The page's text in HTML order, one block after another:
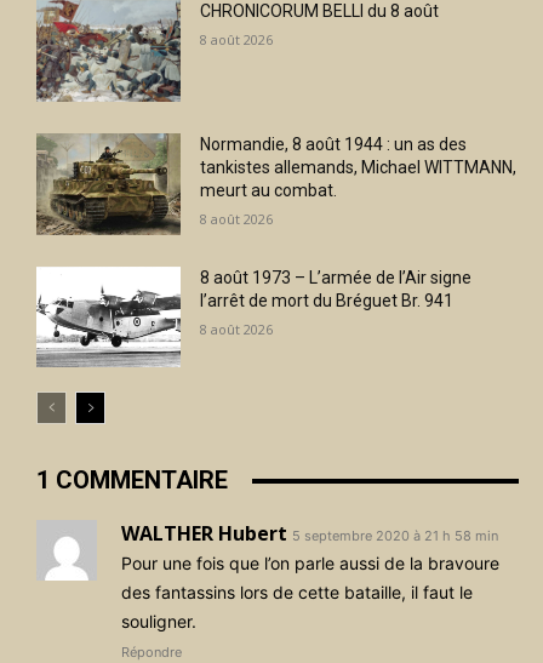
CHRONICORUM BELLI du 8 août
8 août 2026
Normandie, 8 août 1944 : un as des
tankistes allemands, Michael WITTMANN,
meurt au combat.
8 août 2026
8 août 1973 – L’armée de l’Air signe
l’arrêt de mort du Bréguet Br. 941
8 août 2026
1 COMMENTAIRE
WALTHER Hubert 5 septembre 2020 à 21 h 58 min
Pour une fois que l’on parle aussi de la bravoure
des fantassins lors de cette bataille, il faut le
souligner.
Répondre